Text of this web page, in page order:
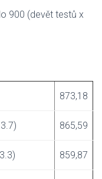
900 (devět testů x
873,18
865,59
859,87